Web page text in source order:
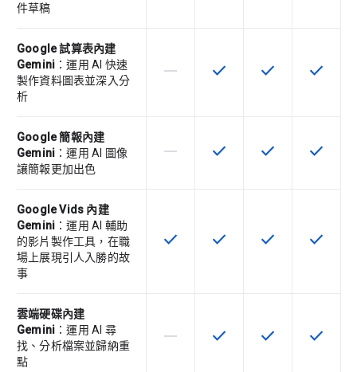
件草稿
Google 試算表內建
Gemini ：運用 AI 快速
製作資料圖表並深入分
析
這個 SKU 不支援這項功能
horizontal_rule 這項功能適用於該 SKU
check 這項功能適用於
check 這項功
check
Google 簡報內建
Gemini ：運用 AI 圖像
讓簡報更加出色
這個 SKU 不支援這項功能
horizontal_rule 這項功能適用於該 SKU
check 這項功能適用於
check 這項功
check
Google Vids 內建
Gemini ：運用 AI 輔助
的影片製作工具，在職
場上展現引人入勝的故
事
這項功能適用於該 SKU
check 這項功能適用於該 SKU
check 這項功能適用於
check 這項功
check
雲端硬碟內建
Gemini ：運用 AI 尋
找、分析檔案並歸納重
點
這個 SKU 不支援這項功能
horizontal_rule 這項功能適用於該 SKU
check 這項功能適用於
check 這項功
check